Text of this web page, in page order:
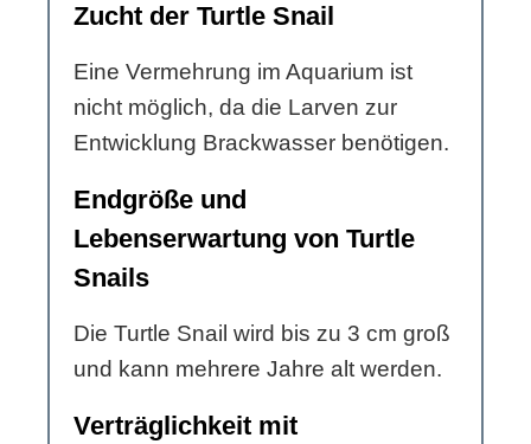
Zucht der Turtle Snail
Eine Vermehrung im Aquarium ist
nicht möglich, da die Larven zur
Entwicklung Brackwasser benötigen.
Endgröße und
Lebenserwartung von Turtle
Snails
Die Turtle Snail wird bis zu 3 cm groß
und kann mehrere Jahre alt werden.
Verträglichkeit mit